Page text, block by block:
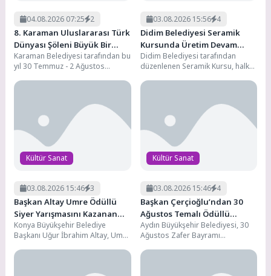
04.08.2026 07:25 2
8. Karaman Uluslararası Türk
Dünyası Şöleni Büyük Bir
Coşkuyla Kutlandı
Karaman Belediyesi tarafından bu
yıl 30 Temmuz - 2 Ağustos
Uluslararası...
03.08.2026 15:56 4
Didim Belediyesi Seramik
Kursunda Üretim Devam
Ediyor
Didim Belediyesi tarafından
düzenlenen Seramik Kursu, halkı
devam ediyor. Uygulamalı
Kültür Sanat
03.08.2026 15:46 3
Başkan Altay Umre Ödüllü
Siyer Yarışmasını Kazanan
Öğrenciler ve Aileleriyle
Buluştu
Konya Büyükşehir Belediye
Başkanı Uğur İbrahim Altay, Umre
kazananlara yönelik düzenlenen
Kültür Sanat
03.08.2026 15:46 4
Başkan Çerçioğlu’ndan 30
Ağustos Temalı Ödüllü
Resim, Şiir ve Kompozisyon
Yarışması
Aydın Büyükşehir Belediyesi, 30
Ağustos Zafer Bayramı
ödüllü resim, şiir ve kompozisyon